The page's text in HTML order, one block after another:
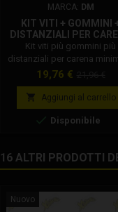
MARCA: DM
KIT VITI + GOMMINI
DISTANZIALI PER
DM
Kit viti più gommini più
distanziali per carena
DM. Il kit di viteria per
DM include 5 gommini,
boccole tornite, 5 viti a
2 viti. Codice
Dm: 001002A01000
Prezzo
19,76 €
base
 Aggiungi al carrello
 Disponibile
16 ALTRI PRODOTTI
Nuovo